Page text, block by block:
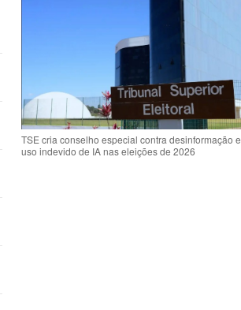
TSE cria conselho especial contra desinformação e
uso indevido de IA nas eleições de 2026